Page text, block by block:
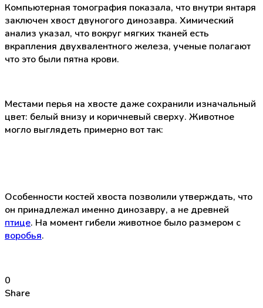
Компьютерная томография показала, что внутри янтаря
заключен хвост двуногого динозавра. Химический
анализ указал, что вокруг мягких тканей есть
вкрапления двухвалентного железа, ученые полагают
что это были пятна крови.
Местами перья на хвосте даже сохранили изначальный
цвет: белый внизу и коричневый сверху. Животное
могло выглядеть примерно вот так:
Особенности костей хвоста позволили утверждать, что
он принадлежал именно динозавру, а не древней
птице. На момент гибели животное было размером с
воробья.
0
Share